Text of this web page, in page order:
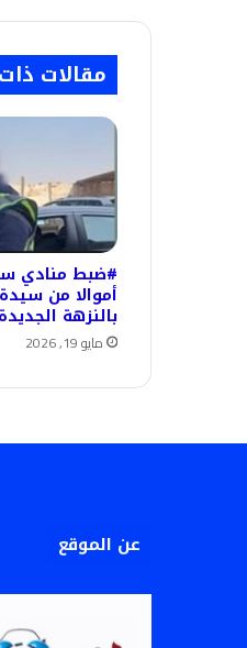
مقالات
#ضبط منادي
أموالا من
بالنزهة الجديدة
مايو 19, 2026
عن الموقع